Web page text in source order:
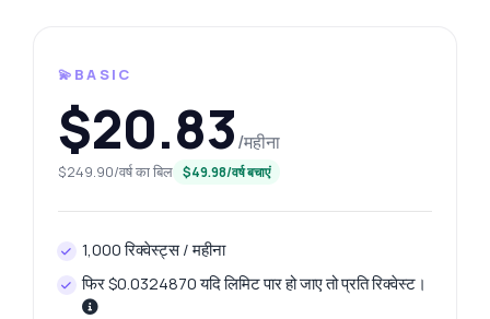
💫BASIC
$20.83/महीना
$249.90/वर्ष का बिल $49.98/वर्ष बचाएं
1,000 रिक्वेस्ट्स / महीना
फिर $0.0324870 यदि लिमिट पार हो जाए तो प्रति रिक्वेस्ट।